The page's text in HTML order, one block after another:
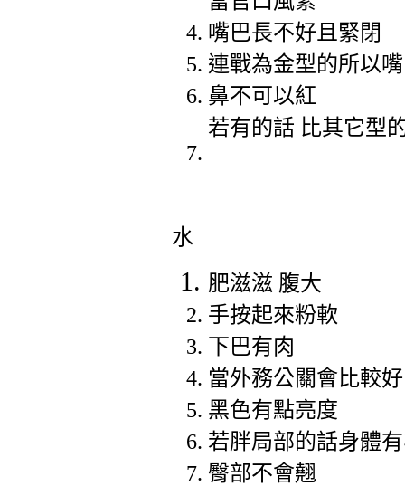
嘴巴長不好且緊閉
連戰為金型的所以
鼻不可以紅
若有的話 比其它型
水
肥滋滋 腹大
手按起來粉軟
下巴有肉
當外務公關會比較好
黑色有點亮度
若胖局部的話身體
臀部不會翹